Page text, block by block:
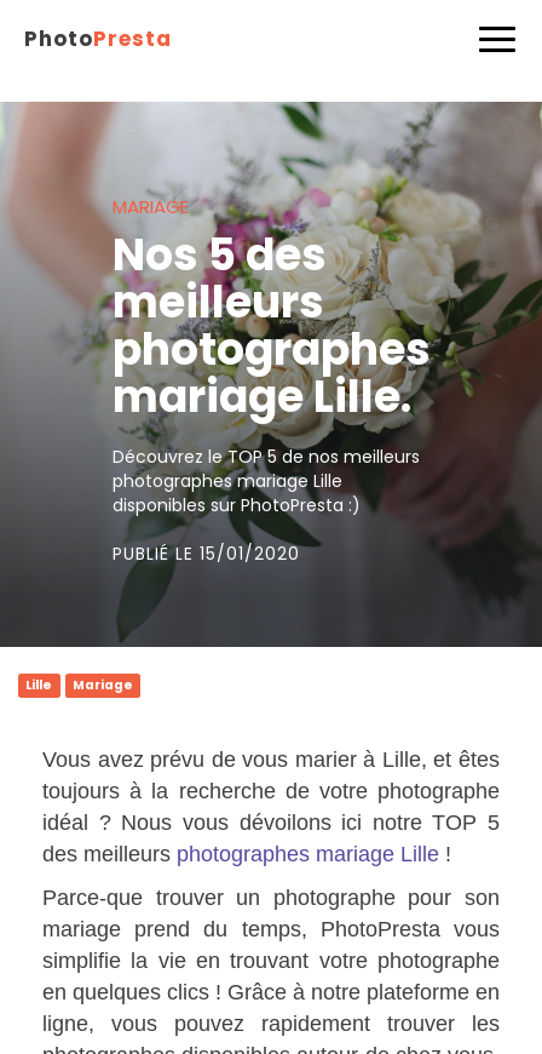
PhotoPresta
MARIAGE
Nos 5 des
meilleurs
photographes
mariage Lille.
Découvrez le TOP 5 de nos meilleurs
photographes mariage Lille
disponibles sur PhotoPresta :)
PUBLIÉ LE 15/01/2020
Lille Mariage
Vous avez prévu de vous marier à Lille, et êtes
toujours à la recherche de votre photographe
idéal ? Nous vous dévoilons ici notre TOP 5
des meilleurs photographes mariage Lille !
Parce-que trouver un photographe pour son
mariage prend du temps, PhotoPresta vous
simplifie la vie en trouvant votre photographe
en quelques clics ! Grâce à notre plateforme en
ligne, vous pouvez rapidement trouver les